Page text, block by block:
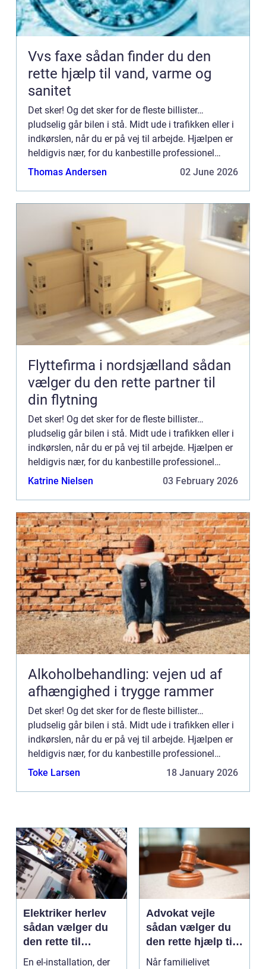
Vvs faxe sådan finder du den
rette hjælp til vand, varme og
sanitet
Det sker! Og det sker for de fleste billister…
pludselig går bilen i stå. Midt ude i trafikken eller i
indkørslen, når du er på vej til arbejde. Hjælpen er
heldigvis nær, for du kanbestille professionel
autobugsering i København, uden at du beh...
Thomas Andersen 02 June 2026
Flyttefirma i nordsjælland sådan
vælger du den rette partner til
din flytning
Det sker! Og det sker for de fleste billister…
pludselig går bilen i stå. Midt ude i trafikken eller i
indkørslen, når du er på vej til arbejde. Hjælpen er
heldigvis nær, for du kanbestille professionel
autobugsering i København, uden at du beh...
Katrine Nielsen 03 February 2026
Alkoholbehandling: vejen ud af
afhængighed i trygge rammer
Det sker! Og det sker for de fleste billister…
pludselig går bilen i stå. Midt ude i trafikken eller i
indkørslen, når du er på vej til arbejde. Hjælpen er
heldigvis nær, for du kanbestille professionel
autobugsering i København, uden at du beh...
Toke Larsen 18 January 2026
Elektriker herlev
sådan vælger du
den rette til
opgaven
En el-installation, der
Advokat vejle
sådan vælger du
den rette hjælp til
familien
Når familielivet